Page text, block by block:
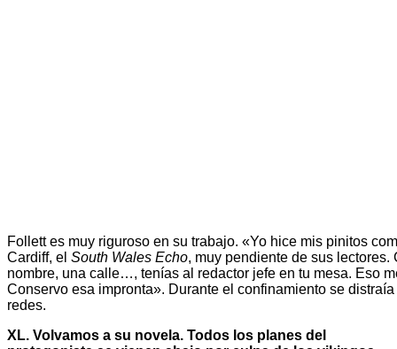
Follett es muy riguroso en su trabajo. «Yo hice mis pinitos
Cardiff, el South Wales Echo, muy pendiente de sus
nombre, una calle…, tenías al redactor jefe en tu mesa. Eso
Conservo esa impronta». Durante el confinamiento se
redes.
XL. Volvamos a su novela. Todos los planes del